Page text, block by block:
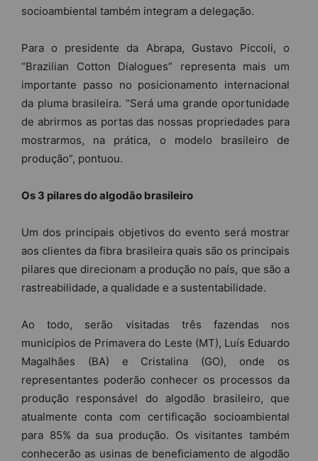
socioambiental também integram a delegação.
Para o presidente da Abrapa, Gustavo Piccoli, o
“Brazilian Cotton Dialogues” representa mais um
importante passo no posicionamento internacional
da pluma brasileira. “Será uma grande oportunidade
de abrirmos as portas das nossas propriedades para
mostrarmos, na prática, o modelo brasileiro de
produção”, pontuou.
Os 3 pilares do algodão brasileiro
Um dos principais objetivos do evento será mostrar
aos clientes da fibra brasileira quais são os principais
pilares que direcionam a produção no país, que são a
rastreabilidade, a qualidade e a sustentabilidade.
Ao todo, serão visitadas três fazendas nos
municípios de Primavera do Leste (MT), Luís Eduardo
Magalhães (BA) e Cristalina (GO), onde os
representantes poderão conhecer os processos da
produção responsável do algodão brasileiro, que
atualmente conta com certificação socioambiental
para 85% da sua produção. Os visitantes também
conhecerão as usinas de beneficiamento de algodão